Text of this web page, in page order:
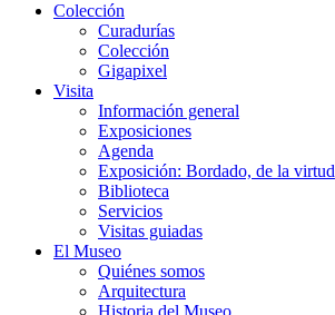
Colección
Curadurías
Colección
Gigapixel
Visita
Información general
Exposiciones
Agenda
Exposición: Bordado, de la virtud
Biblioteca
Servicios
Visitas guiadas
El Museo
Quiénes somos
Arquitectura
Historia del Museo